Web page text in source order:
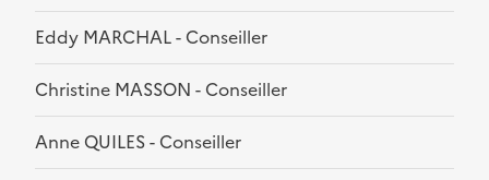
Eddy MARCHAL - Conseiller
Christine MASSON - Conseiller
Anne QUILES - Conseiller